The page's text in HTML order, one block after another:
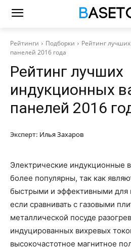
Рейтинги Подборки
Рейтинг
панелей 2016 года
Рейтинг лучших
индукционных
панелей 2016
Эксперт: Илья Захаров
Электрические индукционные
более популярны, так как
быстрыми и эффективными для
если сравнивать с газовыми
металлической посуде
индуцированных вихревых
высокочастотное магнитное